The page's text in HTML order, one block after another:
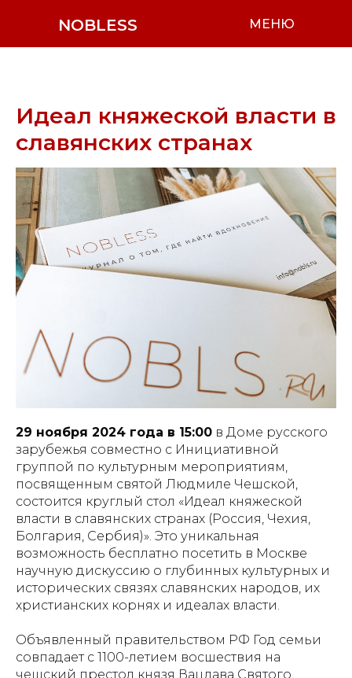
NOBLESS МЕНЮ
Идеал княжеской власти в
славянских странах
29 ноября 2024 года в 15:00 в Доме русского
зарубежья совместно с Инициативной
группой по культурным мероприятиям,
посвященным святой Людмиле Чешской,
состоится круглый стол «Идеал княжеской
власти в славянских странах (Россия, Чехия,
Болгария, Сербия)». Это уникальная
возможность бесплатно посетить в Москве
научную дискуссию о глубинных культурных и
исторических связях славянских народов, их
христианских корнях и идеалах власти.
Объявленный правительством РФ Год семьи
совпадает с 1100-летием восшествия на
чешский престол князя Вацлава Святого,